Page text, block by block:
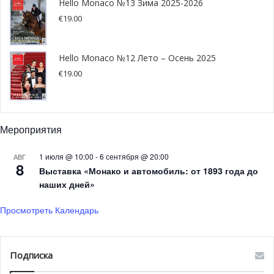
промчатся по Альпам в Австрии, с грохотом ворвутся в
Сильверстоун и сразятся с классическими поворотами
Спа-Франкоршам. Главный новичок этого года? Мадрид
— с совершенно новой городской трассой, пришедшей
на смену Имоле, которая пропустит сезон.
Болельщики, внимание: некоторые уикенды испытают
вашу преданность. Гонка в Барселоне совпадает с 24
экрана»!
Грандиозный финал на двух
континентах
В октябре борьба за титул достигнет кипения. Сначала
— Сингапур, затем тройной заезд в Америке: Остин,
Hello Monaco №13 Зима 2025-2026
€19.00
Hello Monaco №12 Лето – Осень 2025
€19.00
Мероприятия
АВГ
8
1 июля @ 10:00 -6 сентября @ 20:00
Выставка «Монако и автомобиль: от 1893 года до
наших дней»
Просмотреть Календарь
Подписка